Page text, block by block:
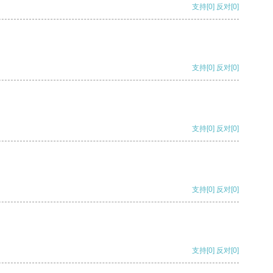
支持[0] 反对[0]
支持[0] 反对[0]
支持[0] 反对[0]
支持[0] 反对[0]
支持[0] 反对[0]